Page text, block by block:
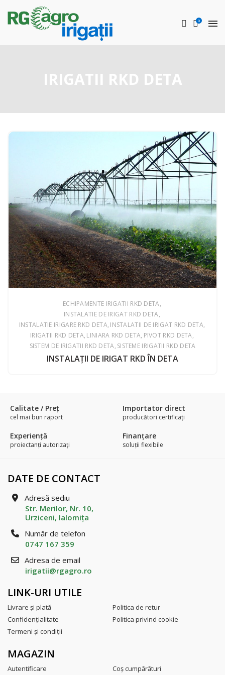
0
IRIGATII RKD DETA
ECHIPAMENTE IRIGATII RKD DETA
INSTALATIE DE IRIGAT RKD DETA
INSTALATIE IRIGARE RKD DETA INSTALATII DE IRIGAT RKD DETA
IRIGATII RKD DETA LINIARA RKD DETA PIVOT RKD DETA
SISTEM DE IRIGATII RKD DETA SISTEME IRIGATII RKD DETA
INSTALAŢII DE IRIGAT RKD ÎN DETA
Calitate / Preţ
cel mai bun raport
Importator direct
producători certificaţi
Experienţă
proiectanți autorizați
Finanțare
soluții flexibile
DATE DE CONTACT
Adresă sediu
Str. Merilor, Nr. 10,
Urziceni, Ialomiţa
Număr de telefon
0747 167 359
Adresa de email
irigatii@rgagro.ro
LINK-URI UTILE
Livrare şi plată
Politica de retur
Confidenţialitate
Politica privind cookie
Termeni şi condiţii
MAGAZIN
Autentificare Coş cumpărături